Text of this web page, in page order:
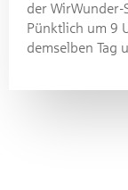
der
Pünktlich um 9
demselben Tag